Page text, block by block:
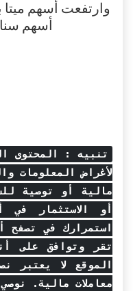
أسهم سناب
تنبيه : المحتوى
لأغراض المعلومات
مالية أو توصية
أو الاستثمار في
استمرارك في تصفح
تقر وتوافق على
الموقع لا يعتبر
معاملات مالية.